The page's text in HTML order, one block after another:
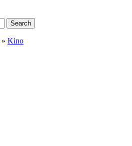
» Kino